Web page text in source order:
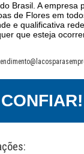
Brasil. A empresa
de Flores em
e qualificativa
que esteja